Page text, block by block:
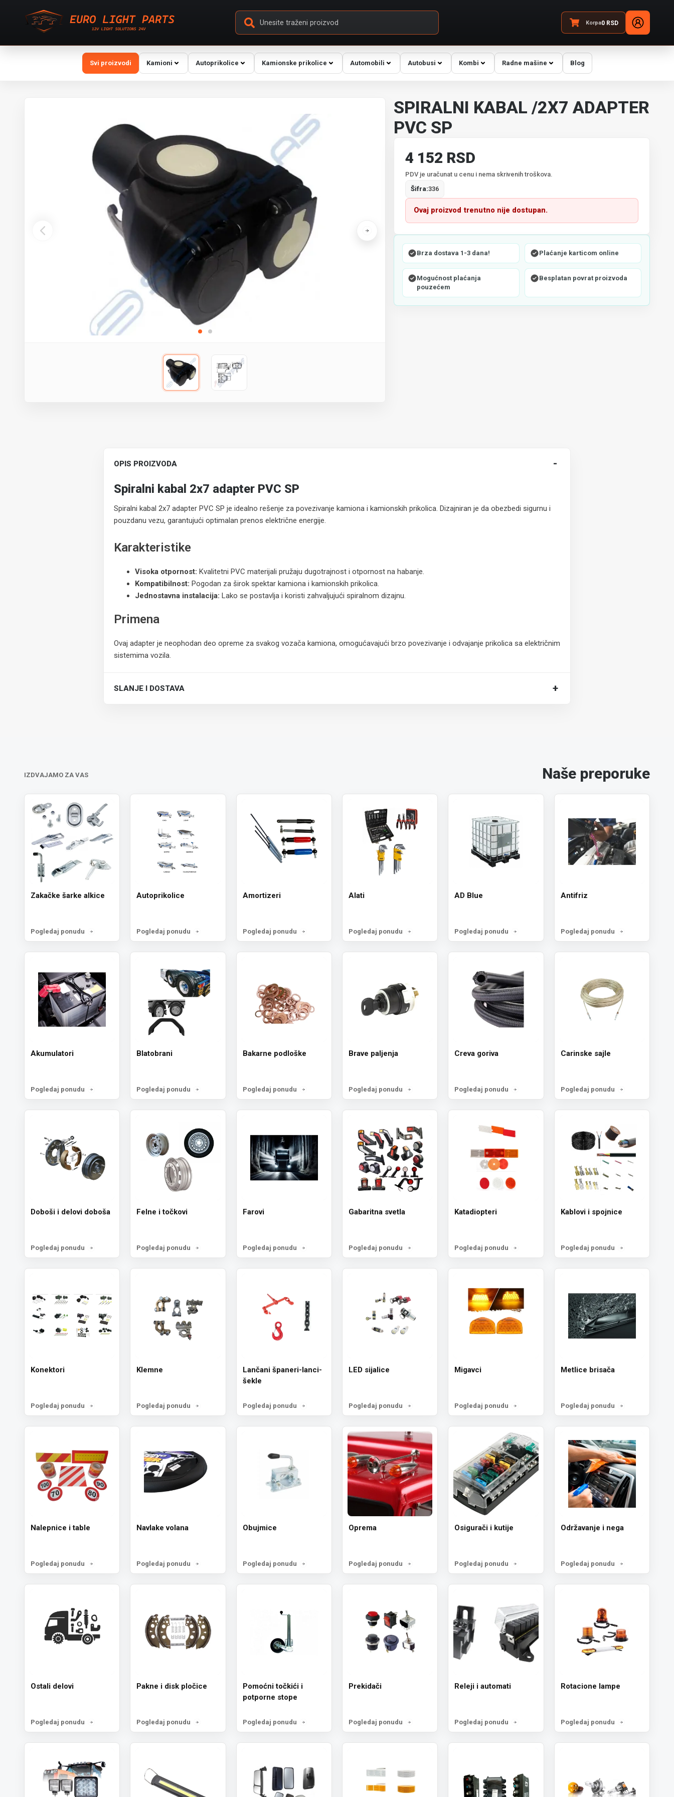
Korpa0RSD
Svi proizvodi Kamioni Autoprikolice Kamionske prikolice Automobili Autobusi Kombi Radne mašine Blog
SPIRALNI KABAL /2X7 ADAPTER
PVC SP
4 152 RSD
PDV je uračunat u cenu i nema skrivenih troškova.
Šifra:336
Ovaj proizvod trenutno nije dostupan.
Brza dostava 1-3 dana! Plaćanje karticom online
Mogućnost plaćanja
pouzećem
Besplatan povrat proizvoda
OPIS PROIZVODA
Spiralni kabal 2x7 adapter PVC SP
Spiralni kabal 2x7 adapter PVC SP je idealno rešenje za povezivanje kamiona i kamionskih prikolica. Dizajniran je da obezbedi sigurnu i
pouzdanu vezu, garantujući optimalan prenos električne energije.
Karakteristike
Visoka otpornost: Kvalitetni PVC materijali pružaju dugotrajnost i otpornost na habanje.
Kompatibilnost: Pogodan za širok spektar kamiona i kamionskih prikolica.
Jednostavna instalacija: Lako se postavlja i koristi zahvaljujući spiralnom dizajnu.
Primena
Ovaj adapter je neophodan deo opreme za svakog vozača kamiona, omogućavajući brzo povezivanje i odvajanje prikolica sa električnim
sistemima vozila.
-
SLANJE I DOSTAVA +
IZDVAJAMO ZA VAS Naše preporuke
Zakačke šarke alkice
Pogledaj ponudu
Autoprikolice
Pogledaj ponudu
Amortizeri
Pogledaj ponudu
Alati
Pogledaj ponudu
AD Blue
Pogledaj ponudu
Antifriz
Pogledaj ponudu
Akumulatori
Pogledaj ponudu
Blatobrani
Pogledaj ponudu
Bakarne podloške
Pogledaj ponudu
Brave paljenja
Pogledaj ponudu
Creva goriva
Pogledaj ponudu
Carinske sajle
Pogledaj ponudu
Doboši i delovi doboša
Pogledaj ponudu
Felne i točkovi
Pogledaj ponudu
Farovi
Pogledaj ponudu
Gabaritna svetla
Pogledaj ponudu
Katadiopteri
Pogledaj ponudu
Kablovi i spojnice
Pogledaj ponudu
Konektori
Pogledaj ponudu
Klemne
Pogledaj ponudu
Lančani španeri-lanci-
šekle
Pogledaj ponudu
LED sijalice
Pogledaj ponudu
Migavci
Pogledaj ponudu
Metlice brisača
Pogledaj ponudu
Nalepnice i table
Pogledaj ponudu
Navlake volana
Pogledaj ponudu
Obujmice
Pogledaj ponudu
Oprema
Pogledaj ponudu
Osigurači i kutije
Pogledaj ponudu
Održavanje i nega
Pogledaj ponudu
Ostali delovi
Pogledaj ponudu
Pakne i disk pločice
Pogledaj ponudu
Pomoćni točkići i
potporne stope
Pogledaj ponudu
Prekidači
Pogledaj ponudu
Releji i automati
Pogledaj ponudu
Rotacione lampe
Pogledaj ponudu